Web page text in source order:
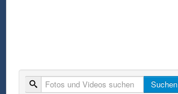
Suche Suchen